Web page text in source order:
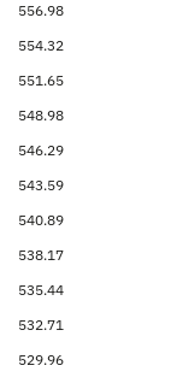
556.98
554.32
551.65
548.98
546.29
543.59
540.89
538.17
535.44
532.71
529.96